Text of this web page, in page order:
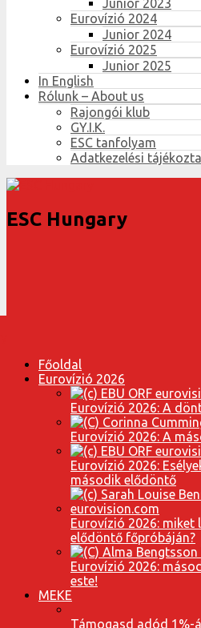
Junior 2023
Eurovízió 2024
Junior 2024
Eurovízió 2025
Junior 2025
In English
Rólunk – About us
Rajongói klub
GY.I.K.
ESC tanfolyam
Adatkezelési
ESC Hungary
Főoldal
Eurovízió 2026
Eurovízió 2026: A
Eurovízió 2026: A
Eurovízió 2026:
második elődöntő
Eurovízió 2026:
elődöntő főpróbáján?
Eurovízió 2026:
este!
MEKE
Támogasd adód 1%-